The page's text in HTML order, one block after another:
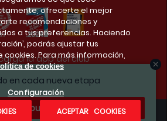
en cada nueva etapa
¿Te apuntas?
la app del club
ofrecerte el mejor
recomendaciones y
a tus preferencias. Haciendo
podrás ajustar tus
Para más información,
de cookies
Configuración
ACEPTAR COOKIES